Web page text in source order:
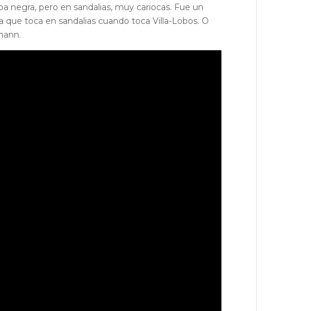
negra, pero en sandalias, muy cariocas. Fue un
toca en sandalias cuando toca Villa-Lobos. O